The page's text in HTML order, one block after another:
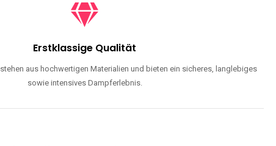
Erstklassige Qualität
aus hochwertigen Materialien und bieten ein sicheres, langlebiges
sowie intensives Dampferlebnis.